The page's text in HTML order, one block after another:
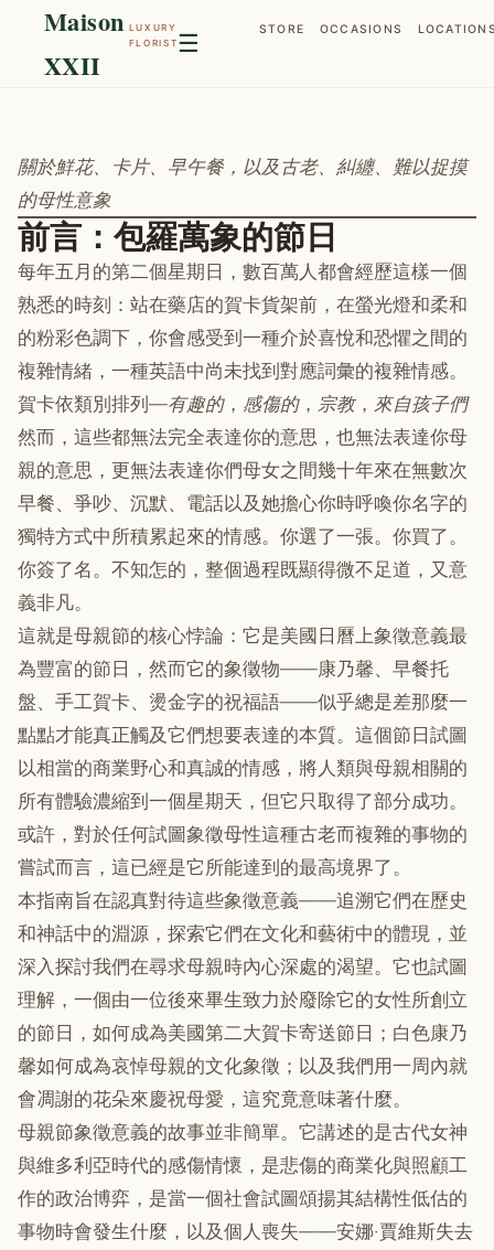
Maison
XXII
LUXURY
FLORIST ☰ STORE OCCASIONS
關於鮮花、卡片、早午餐，以及古老、糾纏、難以捉摸
的母性意象
前言：包羅萬象的節日
每年五月的第二個星期日，數百萬人都會經歷這樣一個
熟悉的時刻：站在藥店的賀卡貨架前，在螢光燈和柔和
的粉彩色調下，你會感受到一種介於喜悅和恐懼之間的
複雜情緒，一種英語中尚未找到對應詞彙的複雜情感。
賀卡依類別排列—有趣的， 感傷的， 宗教， 來自孩子們
然而，這些都無法完全表達你的意思，也無法表達你母
親的意思，更無法表達你們母女之間幾十年來在無數次
早餐、爭吵、沉默、電話以及她擔心你時呼喚你名字的
獨特方式中所積累起來的情感。你選了一張。你買了。
你簽了名。不知怎的，整個過程既顯得微不足道，又意
義非凡。
這就是母親節的核心悖論：它是美國日曆上象徵意義最
為豐富的節日，然而它的象徵物——康乃馨、早餐托
盤、手工賀卡、燙金字的祝福語——似乎總是差那麼一
點點才能真正觸及它們想要表達的本質。這個節日試圖
以相當的商業野心和真誠的情感，將人類與母親相關的
所有體驗濃縮到一個星期天，但它只取得了部分成功。
或許，對於任何試圖象徵母性這種古老而複雜的事物的
嘗試而言，這已經是它所能達到的最高境界了。
本指南旨在認真對待這些象徵意義——追溯它們在歷史
和神話中的淵源，探索它們在文化和藝術中的體現，並
深入探討我們在尋求母親時內心深處的渴望。它也試圖
理解，一個由一位後來畢生致力於廢除它的女性所創立
的節日，如何成為美國第二大賀卡寄送節日；白色康乃
馨如何成為哀悼母親的文化象徵；以及我們用一周內就
會凋謝的花朵來慶祝母愛，這究竟意味著什麼。
母親節象徵意義的故事並非簡單。它講述的是古代女神
與維多利亞時代的感傷情懷，是悲傷的商業化與照顧工
作的政治博弈，是當一個社會試圖頌揚其結構性低估的
事物時會發生什麼，以及個人喪失——安娜·賈維斯失去